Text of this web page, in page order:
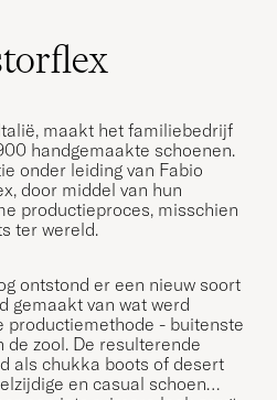
maakt het familiebedrijf
handgemaakte schoenen.
onder leiding van Fabio
door middel van hun
productieproces, misschien
ter wereld.
ontstond er een nieuw soort
gemaakt van wat werd
productiemethode - buitenste
de zool. De resulterende
als chukka boots of desert
en casual schoen